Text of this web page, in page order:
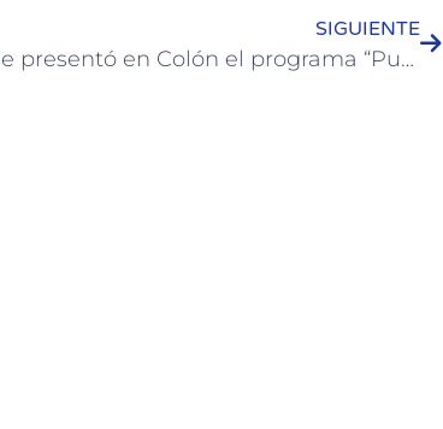
SIGUIENTE
Se presentó en Colón el programa “Puente al Trabajo”